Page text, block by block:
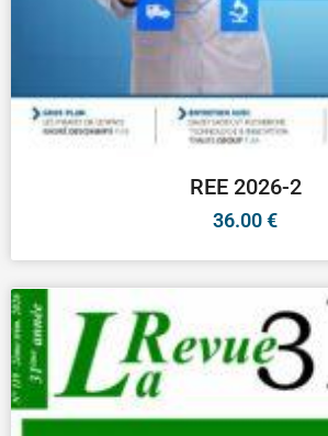
REE 2026-2
36.00€